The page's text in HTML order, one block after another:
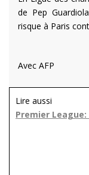
de Pep
risque à Paris
Avec AFP
Lire aussi
Premier